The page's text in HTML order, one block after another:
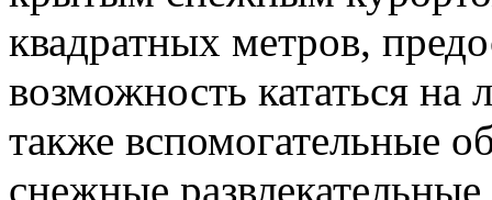
квадратных метров,
возможность кататься на
также вспомогательные
снежные